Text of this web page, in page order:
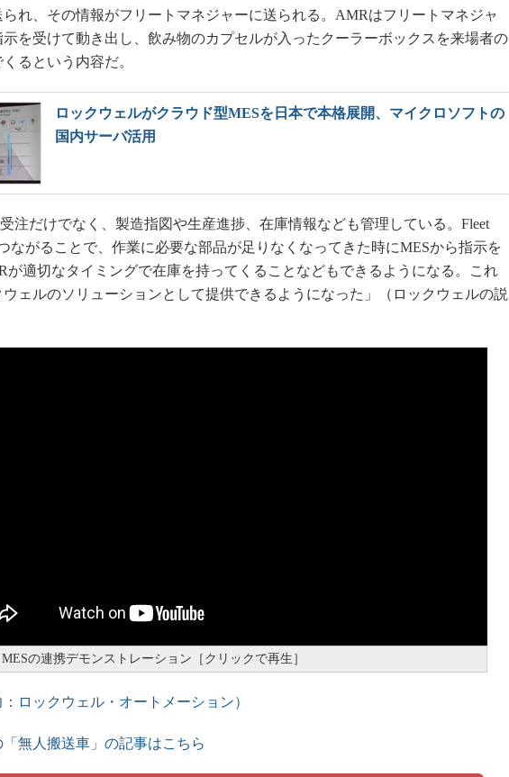
れ、その情報がフリートマネジャーに送られる。AMRはフリートマネジャ
示を受けて動き出し、飲み物のカプセルが入ったクーラーボックスを来場者の
るという内容だ。
ロックウェルがクラウド型MESを日本で本格展開、マイクロソフトの
国内サーバ活用
受注だけでなく、製造指図や生産進捗、在庫情報なども管理している。Fleet
ながることで、作業に必要な部品が足りなくなってきた時にMESから指示を
が適切なタイミングで在庫を持ってくることなどもできるようになる。これ
ウェルのソリューションとして提供できるようになった」（ロックウェルの説
の連携デモンストレーション［クリックで再生］
：ロックウェル・オートメーション）
無人搬送車」の記事はこちら